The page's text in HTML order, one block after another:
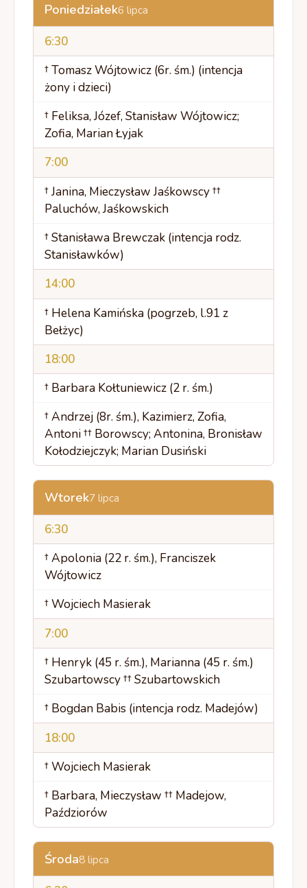
Poniedziałek6 lipca
6:30
† Tomasz Wójtowicz (6r. śm.) (intencja
żony i dzieci)
† Feliksa, Józef, Stanisław Wójtowicz;
Zofia, Marian Łyjak
7:00
† Janina, Mieczysław Jaśkowscy ††
Paluchów, Jaśkowskich
† Stanisława Brewczak (intencja rodz.
Stanisławków)
14:00
† Helena Kamińska (pogrzeb, l.91 z
Bełżyc)
18:00
† Barbara Kołtuniewicz (2 r. śm.)
† Andrzej (8r. śm.), Kazimierz, Zofia,
Antoni †† Borowscy; Antonina, Bronisław
Kołodziejczyk; Marian Dusiński
Wtorek7 lipca
6:30
† Apolonia (22 r. śm.), Franciszek
Wójtowicz
† Wojciech Masierak
7:00
† Henryk (45 r. śm.), Marianna (45 r. śm.)
Szubartowscy †† Szubartowskich
† Bogdan Babis (intencja rodz. Madejów)
18:00
† Wojciech Masierak
† Barbara, Mieczysław †† Madejow,
Paździorów
Środa8 lipca